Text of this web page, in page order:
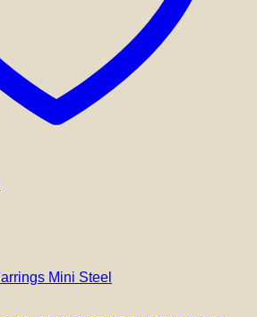
Mini Steel